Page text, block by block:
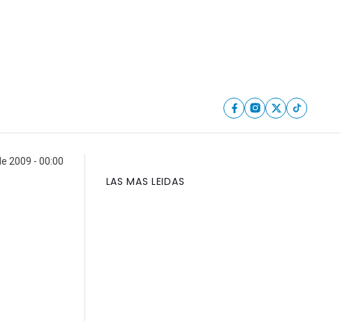
2009 - 00:00
LAS MAS LEIDAS